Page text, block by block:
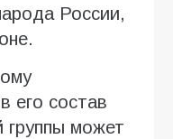
России,
его состав
группы может